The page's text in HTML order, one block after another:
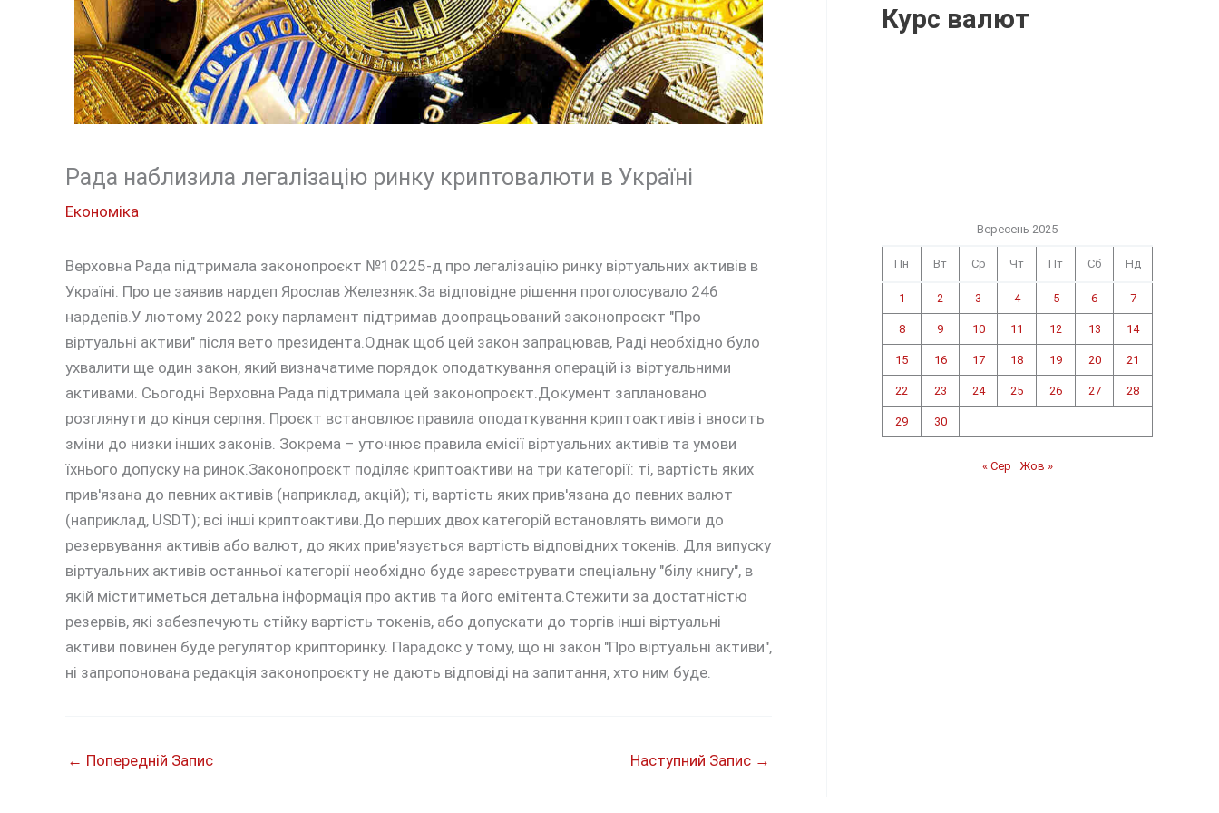
Рада наблизила легалізацію ринку криптовалюти в Україні
Економіка
Верховна Рада підтримала законопроєкт №10225-д про легалізацію ринку віртуальних активів в
Україні. Про це заявив нардеп Ярослав Железняк.За відповідне рішення проголосувало 246
нардепів.У лютому 2022 року парламент підтримав доопрацьований законопроєкт "Про
віртуальні активи" після вето президента.Однак щоб цей закон запрацював, Раді необхідно було
ухвалити ще один закон, який визначатиме порядок оподаткування операцій із віртуальними
активами. Сьогодні Верховна Рада підтримала цей законопроєкт.Документ заплановано
розглянути до кінця серпня. Проєкт встановлює правила оподаткування криптоактивів і вносить
зміни до низки інших законів. Зокрема – уточнює правила емісії віртуальних активів та умови
їхнього допуску на ринок.Законопроєкт поділяє криптоактиви на три категорії: ті, вартість яких
прив'язана до певних активів (наприклад, акцій); ті, вартість яких прив'язана до певних валют
(наприклад, USDT); всі інші криптоактиви.До перших двох категорій встановлять вимоги до
резервування активів або валют, до яких прив'язується вартість відповідних токенів. Для випуску
віртуальних активів останньої категорії необхідно буде зареєструвати спеціальну "білу книгу", в
якій міститиметься детальна інформація про актив та його емітента.Стежити за достатністю
резервів, які забезпечують стійку вартість токенів, або допускати до торгів інші віртуальні
активи повинен буде регулятор крипторинку. Парадокс у тому, що ні закон "Про віртуальні активи",
ні запропонована редакція законопроєкту не дають відповіді на запитання, хто ним буде.
← Попередній Запис Наступний Запис →
Курс валют
Вересень 2025
Пн Вт Ср Чт Пт Сб Нд
1 2 3 4 5 6 7
8 9 10 11 12 13 14
15 16 17 18 19 20 21
22 23 24 25 26 27 28
29 30
« Сер Жов »